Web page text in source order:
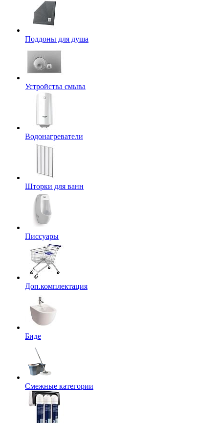
Поддоны для душа
Устройства смыва
Водонагреватели
Шторки для ванн
Писсуары
Доп.комплектация
Биде
Смежные категории